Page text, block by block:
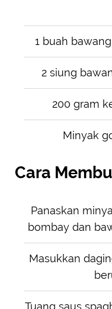
1 buah
2 siung
200 gram
Minyak
Cara
Panaskan
bombay dan
Masukkan
Tuang saus